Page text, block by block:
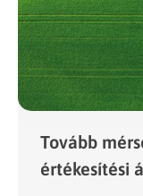
Tovább
értékesítési